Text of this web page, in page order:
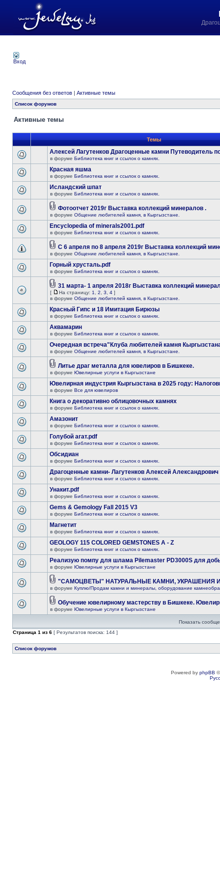
Вход
Сообщения без ответов | Активные темы
Список форумов
Активные темы
Темы
Алексей Лагутенков Драгоценные камни Путеводитель
в форуме Библиотека книг и ссылок о камнях.
Красная яшма
в форуме Библиотека книг и ссылок о камнях.
Исландский шпат
в форуме Библиотека книг и ссылок о камнях.
Фотоотчет 2019г Выставка коллекций минералов .
в форуме Общение любителей камня, в Кыргызстане.
Encyclopedia of minerals2001.pdf
в форуме Библиотека книг и ссылок о камнях.
С 6 апреля по 8 апреля 2019г Выставка коллекций
в форуме Общение любителей камня, в Кыргызстане.
Горный хрусталь.pdf
в форуме Библиотека книг и ссылок о камнях.
31 марта- 1 апреля 2018г Выставка коллекций
[ На страницу: 1 2 3 4 ]
в форуме Общение любителей камня, в Кыргызстане.
Красный Гипс и 18 Имитация Бирюзы
в форуме Библиотека книг и ссылок о камнях.
Аквамарин
в форуме Библиотека книг и ссылок о камнях.
Очередная встреча"Клуба любителей камня
в форуме Общение любителей камня, в Кыргызстане.
Литье драг металла для ювелиров в Бишкеке.
в форуме Ювелирные услуги в Кыргызстане
Ювелирная индустрия Кыргызстана в 2025 году:
в форуме Все для ювелиров
Книга о декоративно облицовочных камнях
в форуме Библиотека книг и ссылок о камнях.
Амазонит
в форуме Библиотека книг и ссылок о камнях.
Голубой агат.pdf
в форуме Библиотека книг и ссылок о камнях.
Обсидиан
в форуме Библиотека книг и ссылок о камнях.
Драгоценные камни- Лагутенков Алексей Александрович
в форуме Библиотека книг и ссылок о камнях.
Унакит.pdf
в форуме Библиотека книг и ссылок о камнях.
Gems & Gemology Fall 2015 V3
в форуме Библиотека книг и ссылок о камнях.
Магнетит
в форуме Библиотека книг и ссылок о камнях.
GEOLOGY 115 COLORED GEMSTONES A - Z
в форуме Библиотека книг и ссылок о камнях.
Реализую помпу для шлама Pilemaster PD3000S для
в форуме Ювелирные услуги в Кыргызстане
"САМОЦВЕТЫ" НАТУРАЛЬНЫЕ КАМНИ, УКРАШЕНИЯ
в форуме Куплю/Продам камни и минералы, оборудование
Обучение ювелирному мастерству в Бишкеке.
в форуме Ювелирные услуги в Кыргызстане
Показать
Страница 1 из 6 [ Результатов поиска: 144 ]
Список форумов
Powered by phpBB